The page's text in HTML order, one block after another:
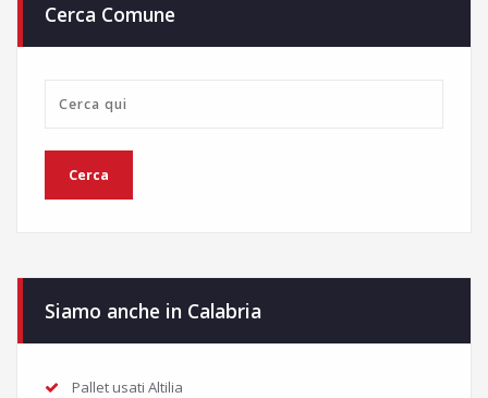
Cerca Comune
Siamo anche in Calabria
Pallet usati Altilia